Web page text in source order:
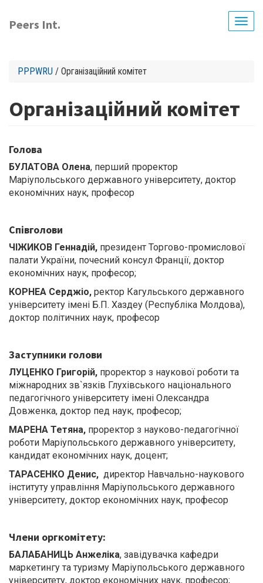
main
Peers Int.
PPPWRU / Організаційний комітет
Організаційний комітет
Голова
БУЛАТОВА Олена, перший проректор
Маріупольського державного університету, доктор
економічних наук, професор
Співголови
ЧІЖИКОВ Геннадій, президент Торгово-промислової
палати України, почесний консул Франції, доктор
економічних наук, професор;
КОРНЕА Серджіо, ректор Кагульського державного
університету імені Б.П. Хаздеу (Республіка Молдова),
доктор політичних наук, професор
Заступники голови
ЛУЦЕНКО Григорій, проректор з наукової роботи та
міжнародних зв`язків Глухівського національного
педагогічного університету імені Олександра
Довженка, доктор пед наук, професор;
МАРЕНА Тетяна, проректор з науково-педагогічної
роботи Маріупольського державного університету,
кандидат економічних наук, доцент;
ТАРАСЕНКО Денис, директор Навчально-наукового
інституту управління Маріупольського державного
університету, доктор економічних наук, професор
Члени оргкомітету:
БАЛАБАНИЦЬ Анжеліка, завідувачка кафедри
маркетингу та туризму Маріупольського державного
університету, доктор економічних наук, професор;